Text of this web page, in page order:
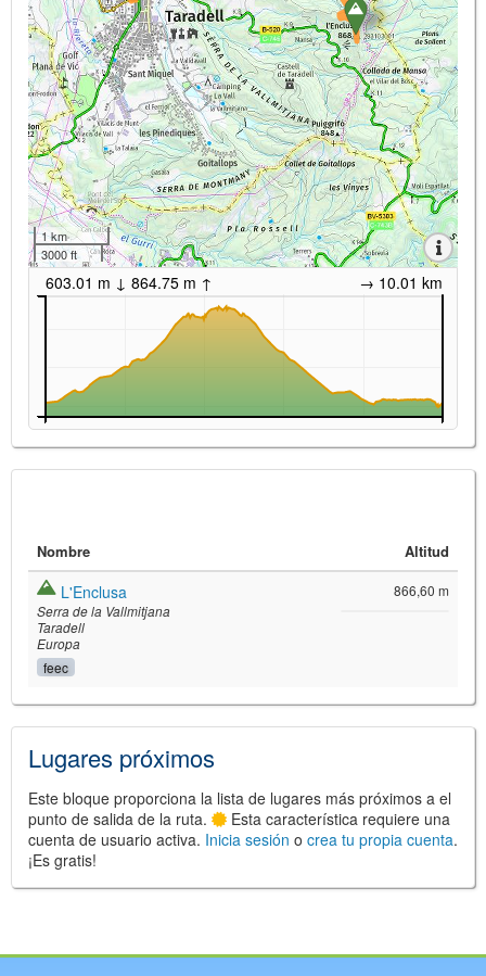
1 km
3000 ft
©Leaflet
and its contributors
©Institut Cartogràfic i Geològic de
603.01 m ↓ 864.75 m ↑ → 10.01 km
Nombre Altitud
L'Enclusa
Serra de la Vallmitjana
Taradell
Europa
feec
866,60 m
Lugares próximos
Este bloque proporciona la lista de lugares más próximos a el
punto de salida de la ruta.
Esta característica requiere una
cuenta de usuario activa. Inicia sesión o crea tu propia cuenta.
¡Es gratis!